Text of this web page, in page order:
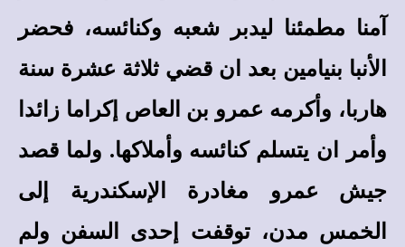
آمنا مطمئنا ليدبر شعبه وكنائسه، فحضر
الأنبا بنيامين بعد ان قضي ثلاثة عشرة سنة
هاربا، وأكرمه عمرو بن العاص إكراما زائدا
وأمر ان يتسلم كنائسه وأملاكها. ولما قصد
جيش عمرو مغادرة الإسكندرية إلى
الخمس مدن، توقفت إحدى السفن ولم